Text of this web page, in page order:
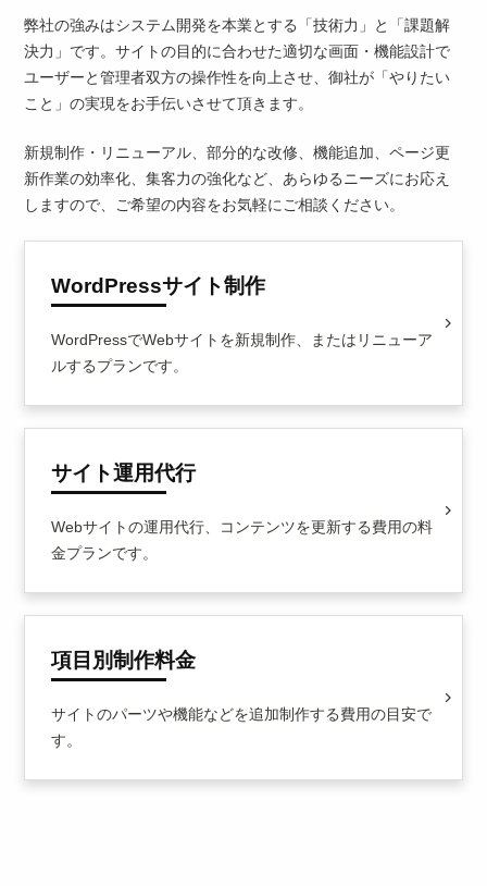
弊社の強みはシステム開発を本業とする「技術力」と「課題解
決力」です。サイトの目的に合わせた適切な画面・機能設計で
ユーザーと管理者双方の操作性を向上させ、御社が「やりたい
こと」の実現をお手伝いさせて頂きます。
新規制作・リニューアル、部分的な改修、機能追加、ページ更
新作業の効率化、集客力の強化など、あらゆるニーズにお応え
しますので、ご希望の内容をお気軽にご相談ください。
WordPressサイト制作
WordPressでWebサイトを新規制作、またはリニューア
ルするプランです。
サイト運用代行
Webサイトの運用代行、コンテンツを更新する費用の料
金プランです。
項目別制作料金
サイトのパーツや機能などを追加制作する費用の目安で
す。